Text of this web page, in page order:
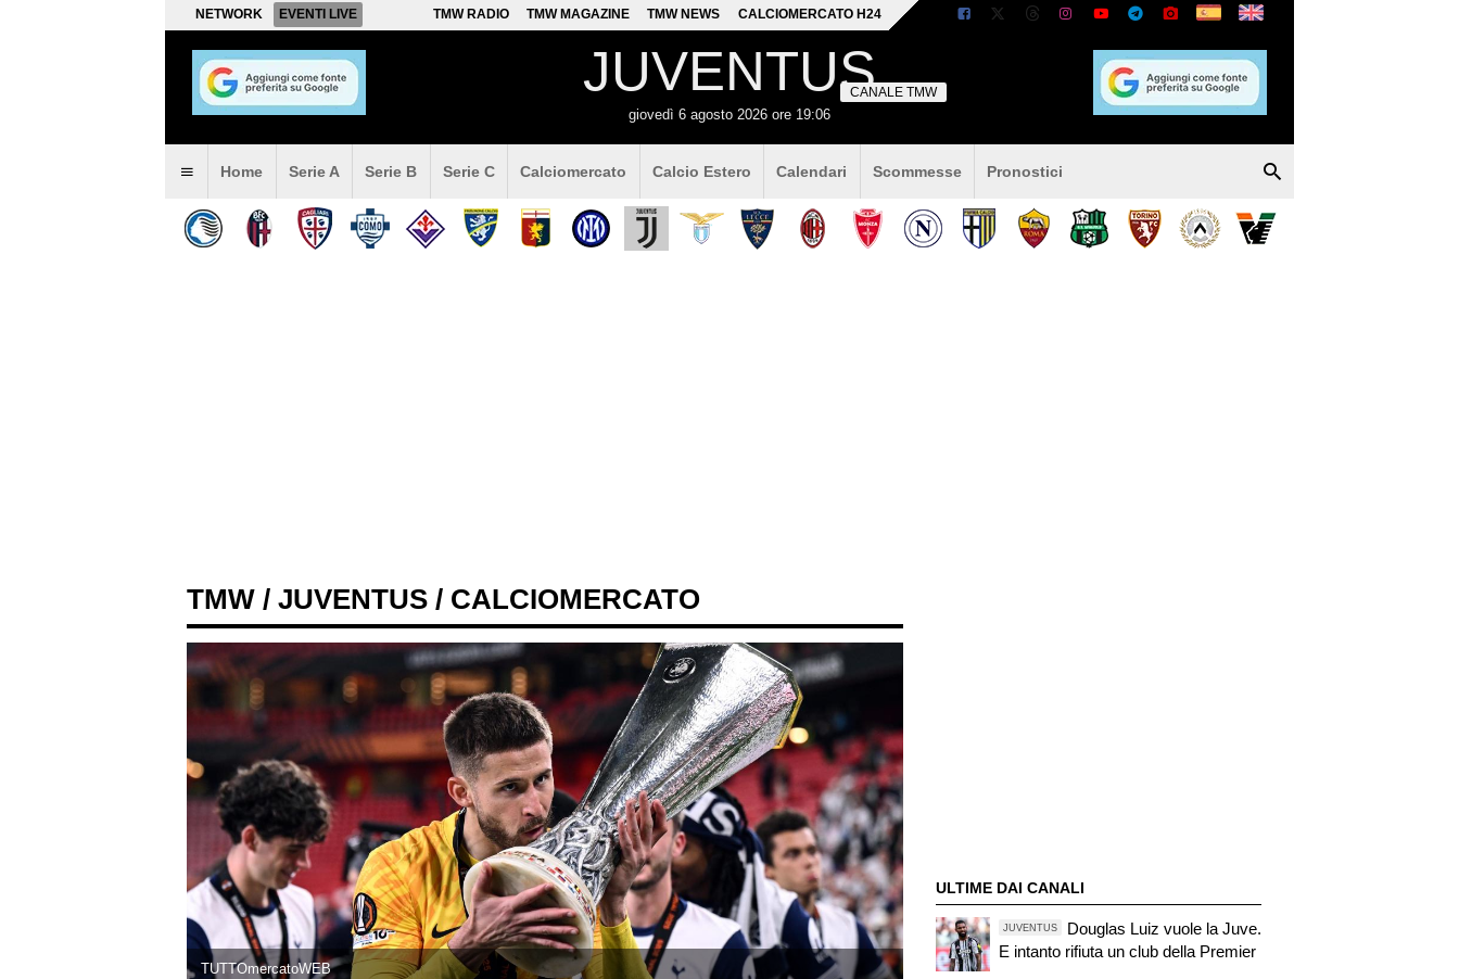
NETWORK EVENTI LIVE TMW RADIO TMW MAGAZINE TMW NEWS CALCIOMERCATO H24
JUVENTUS
giovedì 6 agosto 2026 ore 19:06
CANALE TMW
Home Serie A Serie B Serie C Calciomercato Calcio Estero Calendari Scommesse Pronostici
TMW / JUVENTUS / CALCIOMERCATO
TUTTOmercatoWEB
ULTIME DAI CANALI
JUVENTUS
Douglas Luiz vuole la Juve.
E intanto rifiuta un club della Premier